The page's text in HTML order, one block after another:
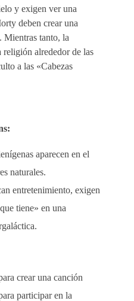
y exigen ver una
deben crear una
Mientras tanto, la
alrededor de las
a las «Cabezas
aparecen en el
naturales.
entretenimiento, exigen
tiene» en una
crear una canción
participar en la